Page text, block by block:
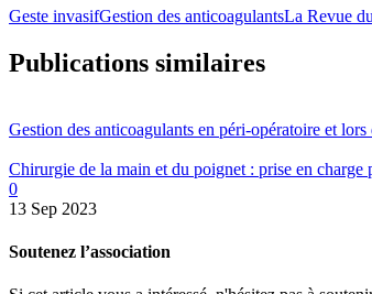
Geste invasifGestion des anticoagulantsLa Revue
Publications similaires
Gestion des anticoagulants en péri-opératoire et lors
Chirurgie de la main et du poignet : prise en
0
13 Sep 2023
Soutenez l’association